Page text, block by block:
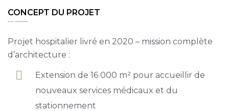
CONCEPT DU PROJET
Projet hospitalier livré en 2020 – mission complète
d’architecture :
Extension de 16 000 m² pour accueillir de
nouveaux services médicaux et du
stationnement